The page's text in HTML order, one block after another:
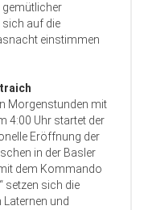
gemütlicher
auf die
einstimmen
Morgenstunden mit
4:00 Uhr startet der
Eröffnung der
in der Basler
dem Kommando
setzen sich die
und